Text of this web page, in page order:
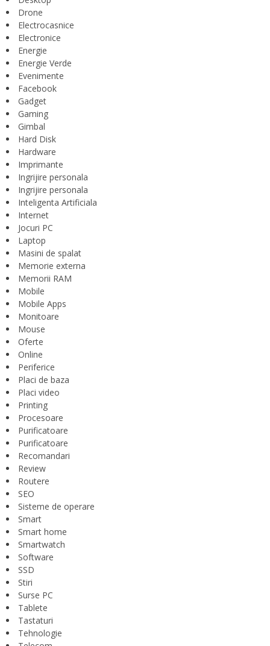
Drone
Electrocasnice
Electronice
Energie
Energie Verde
Evenimente
Facebook
Gadget
Gaming
Gimbal
Hard Disk
Hardware
Imprimante
Ingrijire personala
Ingrijire personala
Inteligenta Artificiala
Internet
Jocuri PC
Laptop
Masini de spalat
Memorie externa
Memorii RAM
Mobile
Mobile Apps
Monitoare
Mouse
Oferte
Online
Periferice
Placi de baza
Placi video
Printing
Procesoare
Purificatoare
Purificatoare
Recomandari
Review
Routere
SEO
Sisteme de operare
Smart
Smart home
Smartwatch
Software
SSD
Stiri
Surse PC
Tablete
Tastaturi
Tehnologie